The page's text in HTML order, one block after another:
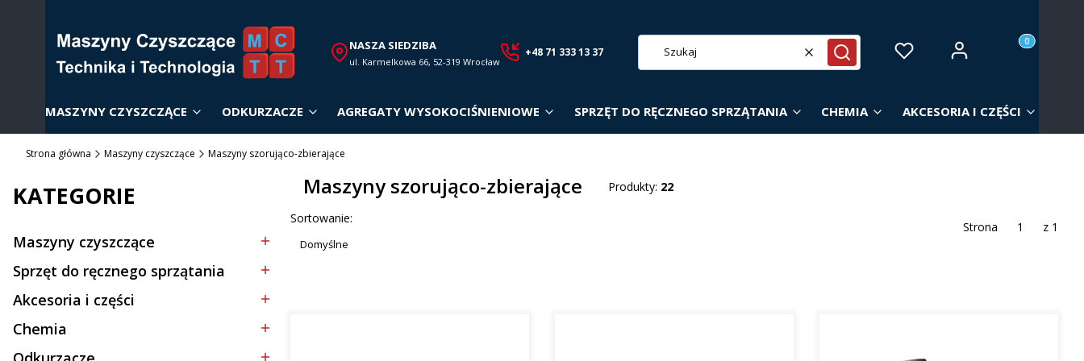
+48 71 333 13 37
NASZA SIEDZIBA
ul. Karmelkowa 66, 52-319 Wrocław WyczyśćSzukaj
Ulubione Zaloguj się Produkty w
Koszyk
MASZYNY CZYSZCZĄCE ODKURZACZE AGREGATY WYSOKOCIŚNIENIOWE SPRZĘT DO RĘCZNEGO SPRZĄTANIA CHEMIA AKCESORIA I CZĘŚCI
Strona główna Maszyny czyszczące Maszyny szorująco-zbierające
KATEGORIE
Kategoria - Maszyny czyszczące
Maszyny czyszczące
Kategoria - Sprzęt do ręcznego sprzątania
Sprzęt do ręcznego sprzątania
Kategoria - Akcesoria i części
Akcesoria i części
Kategoria - Chemia
Chemia
Maszyny szorująco-zbierające Produkty: 22
Lista produktów
Sortowanie:
Domyślne
Strona z 1